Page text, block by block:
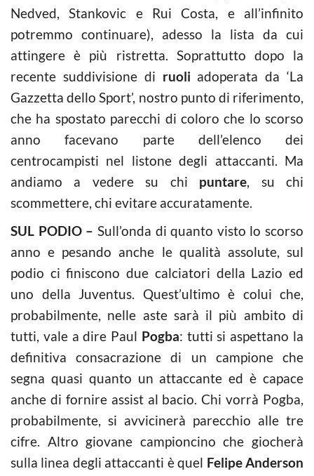
Nedved, Stankovic e Rui Costa, e all’infinito
potremmo continuare), adesso la lista da cui
attingere è più ristretta. Soprattutto dopo la
recente suddivisione di ruoli adoperata da ‘La
Gazzetta dello Sport’, nostro punto di riferimento,
che ha spostato parecchi di coloro che lo scorso
anno facevano parte dell’elenco dei
centrocampisti nel listone degli attaccanti. Ma
andiamo a vedere su chi puntare , su chi
scommettere, chi evitare accuratamente.
SUL PODIO – Sull’onda di quanto visto lo scorso
anno e pesando anche le qualità assolute, sul
podio ci finiscono due calciatori della Lazio ed
uno della Juventus. Quest’ultimo è colui che,
probabilmente, nelle aste sarà il più ambito di
tutti, vale a dire Paul Pogba: tutti si aspettano la
definitiva consacrazione di un campione che
segna quasi quanto un attaccante ed è capace
anche di fornire assist al bacio. Chi vorrà Pogba,
probabilmente, si avvicinerà parecchio alle tre
cifre. Altro giovane campioncino che giocherà
sulla linea degli attaccanti è quel Felipe Anderson